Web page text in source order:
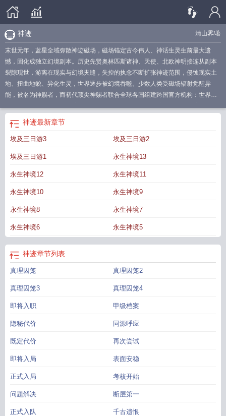
清山霁/著
神迹
末世元年，蓝星全域弥散神迹磁场，磁场锚定古今伟人、神话生灵生前最大遗
憾，固化成独立幻境副本。历史先贤奥林匹斯诸神、天使、北欧神明接连从副本
裂隙现世，游离在现实与幻境夹缝，失控的执念不断扩张神迹范围，侵蚀现实土
地、扭曲地貌、异化生灵，世界逐步被幻境吞噬。少数人类受磁场辐射觉醒异
能，被名为神赐者，而初代顶尖神赐者联合全球各国组建跨国官方机构：世界安
存！人类，生生不息！”（这是一个女孩子拯救世界的故事！）
迹赞美诗
神迹最新章节
埃及三日游3 埃及三日游2
埃及三日游1 永生神境13
永生神境12 永生神境11
永生神境10 永生神境9
永生神境8 永生神境7
永生神境6 永生神境5
神迹章节列表
真理囚笼 真理囚笼2
真理囚笼3 真理囚笼4
即将入职 甲级档案
隐秘代价 同源呼应
既定代价 再次尝试
即将入局 表面安稳
正式入局 考核开始
问题解决 断层第一
正式入队 千古遗恨